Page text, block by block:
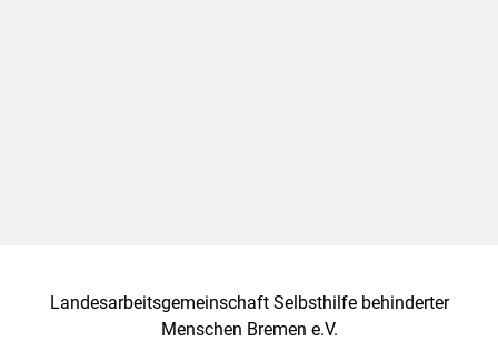
Landesarbeitsgemeinschaft Selbsthilfe behinderter
Menschen Bremen e.V.